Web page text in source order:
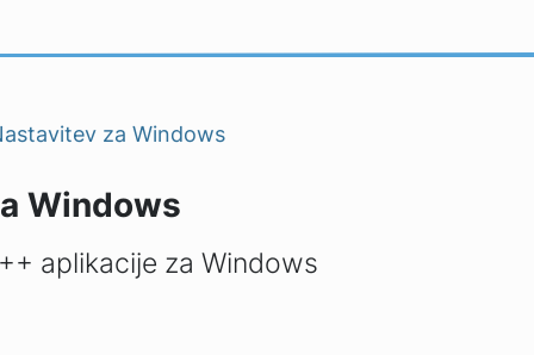
za Windows
Windows
aplikacije za Windows